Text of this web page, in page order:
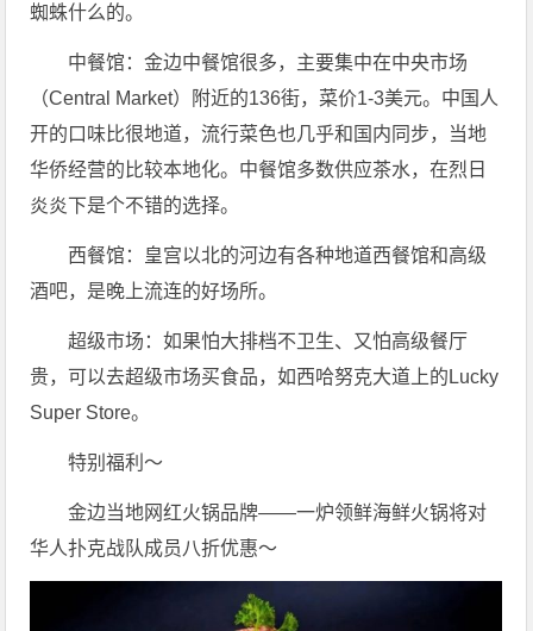
蜘蛛什么的。
中餐馆：金边中餐馆很多，主要集中在中央市场
（Central Market）附近的136街，菜价1-3美元。中国人
开的口味比很地道，流行菜色也几乎和国内同步，当地
华侨经营的比较本地化。中餐馆多数供应茶水，在烈日
炎炎下是个不错的选择。
西餐馆：皇宫以北的河边有各种地道西餐馆和高级
酒吧，是晚上流连的好场所。
超级市场：如果怕大排档不卫生、又怕高级餐厅
贵，可以去超级市场买食品，如西哈努克大道上的Lucky
Super Store。
特别福利～
金边当地网红火锅品牌——一炉领鲜海鲜火锅将对
华人扑克战队成员八折优惠～